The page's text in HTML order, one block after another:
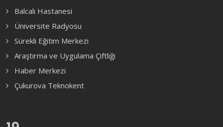
Balcalı Hastanesi
Üniversite Radyosu
Sürekli Eğitim Merkezi
Araştırma ve Uygulama Çiftliği
Haber Merkezi
Çukurova Teknokent